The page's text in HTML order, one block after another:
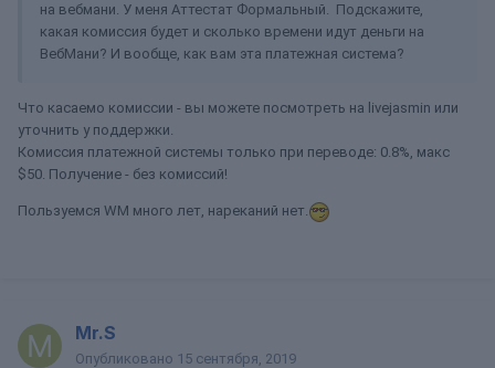
на вебмани. У меня Аттестат Формальный. Подскажите,
какая комиссия будет и сколько времени идут деньги на
ВебМани? И вообще, как вам эта платежная система?
Что касаемо комиссии - вы можете посмотреть на livejasmin или
уточнить у поддержки.
Комиссия платежной системы только при переводе: 0.8%, макс
$50. Получение - без комиссий!
Пользуемся WM много лет, нареканий нет.
Mr.S
Опубликовано 15 сентября, 2019